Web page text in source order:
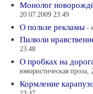
Монолог
20.07.2009 23:49
О пользе рекламы -
Пилюли
23:48
О пробках на
юмористическая проза,
Кормление